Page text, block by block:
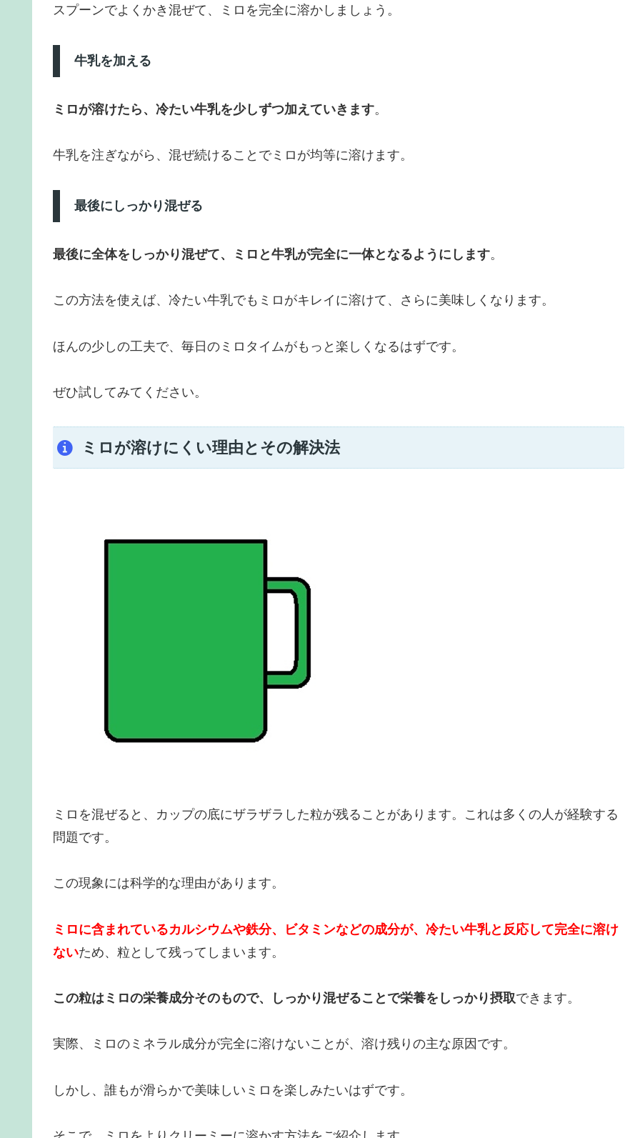
スプーンでよくかき混ぜて、ミロを完全に溶かしましょう。
牛乳を加える
ミロが溶けたら、冷たい牛乳を少しずつ加えていきます。
牛乳を注ぎながら、混ぜ続けることでミロが均等に溶けます。
最後にしっかり混ぜる
最後に全体をしっかり混ぜて、ミロと牛乳が完全に一体となるようにします。
この方法を使えば、冷たい牛乳でもミロがキレイに溶けて、さらに美味しくなります。
ほんの少しの工夫で、毎日のミロタイムがもっと楽しくなるはずです。
ぜひ試してみてください。
ミロが溶けにくい理由とその解決法
ミロを混ぜると、カップの底にザラザラした粒が残ることがあります。これは多くの人が経験する
問題です。
この現象には科学的な理由があります。
ミロに含まれているカルシウムや鉄分、ビタミンなどの成分が、冷たい牛乳と反応して完全に溶け
ないため、粒として残ってしまいます。
この粒はミロの栄養成分そのもので、しっかり混ぜることで栄養をしっかり摂取できます。
実際、ミロのミネラル成分が完全に溶けないことが、溶け残りの主な原因です。
しかし、誰もが滑らかで美味しいミロを楽しみたいはずです。